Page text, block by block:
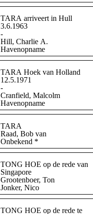
TARA arriveert in Hull
3.6.1963
-
Hill, Charlie A.
Havenopname
TARA Hoek van Holland
12.5.1971
-
Cranfield, Malcolm
Havenopname
TARA
Raad, Bob van
Onbekend *
TONG HOE op de rede van
Singapore
Grootenboer, Ton
Jonker, Nico
TONG HOE op de rede te